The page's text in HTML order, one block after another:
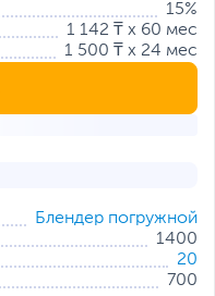
Блендер погружной
1400
20
700
15%
1 142 ₸ x 60 мес
1 500 ₸ x 24 мес